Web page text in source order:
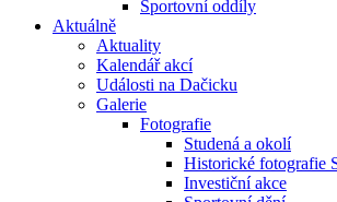
Sportovní oddíly
Aktuálně
Aktuality
Kalendář akcí
Události na Dačicku
Galerie
Fotografie
Studená a okolí
Historické fotografie
Investiční akce